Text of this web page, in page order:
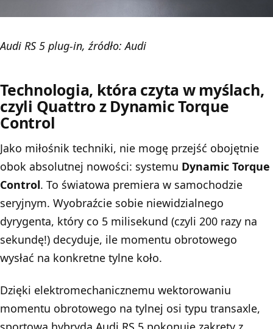
Audi RS 5 plug-in, źródło: Audi
Technologia, która czyta w myślach,
czyli Quattro z Dynamic Torque
Control
Jako miłośnik techniki, nie mogę przejść obojętnie
obok absolutnej nowości: systemu Dynamic Torque
Control. To światowa premiera w samochodzie
seryjnym. Wyobraźcie sobie niewidzialnego
dyrygenta, który co 5 milisekund (czyli 200 razy na
sekundę!) decyduje, ile momentu obrotowego
wysłać na konkretne tylne koło.
Dzięki elektromechanicznemu wektorowaniu
momentu obrotowego na tylnej osi typu transaxle,